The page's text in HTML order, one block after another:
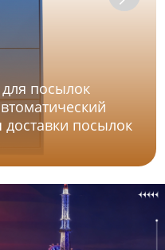
посылок
посылок